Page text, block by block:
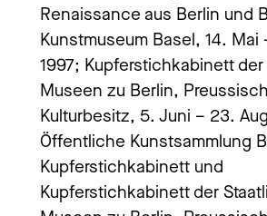
Renaissance aus Berlin und
Kunstmuseum Basel, 14. Mai
1997; Kupferstichkabinett
Museen zu Berlin,
Kulturbesitz, 5. Juni – 23.
Öffentliche Kunstsammlung
Kupferstichkabinett und
Kupferstichkabinett der